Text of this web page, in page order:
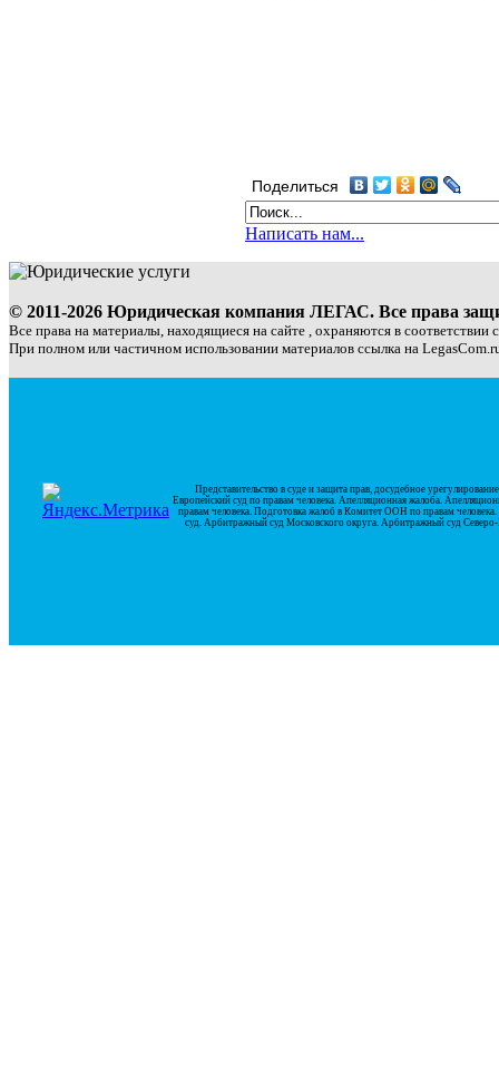
Поделиться
Написать нам...
© 2011-2026 Юридическая компания ЛЕГАС. Все права
Все права на материалы, находящиеся на сайте , охраняются в соответствии
При полном или частичном использовании материалов ссылка на
Представительство в суде и защита прав, досудебное
Европейский суд по правам человека. Апелляционная жалоба.
правам человека. Подготовка жалоб в Комитет ООН по правам
суд. Арбитражный суд Московского округа. Арбитражный суд